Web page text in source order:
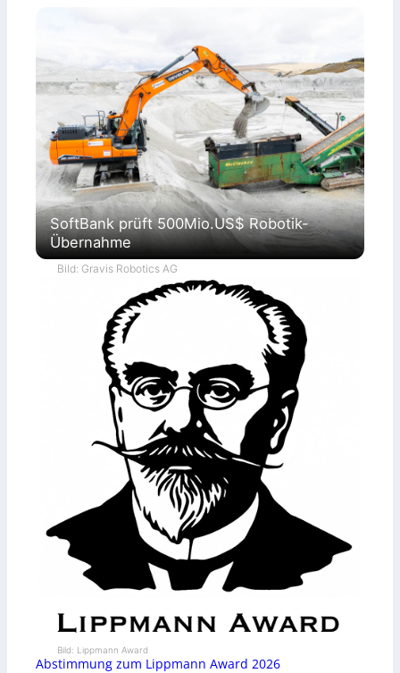
SoftBank prüft 500Mio.US$ Robotik-
Übernahme
Bild: Gravis Robotics AG
Bild: Lippmann Award
Abstimmung zum Lippmann Award 2026